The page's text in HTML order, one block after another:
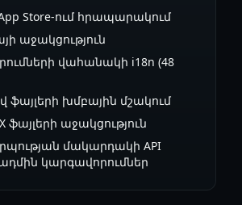
Store-ում հրապարակում
աջակցություն
վահանակի i18n (48
ֆայլերի խմբային մշակում
ֆայլերի աջակցություն
մակարդակի API
կարգավորումներ